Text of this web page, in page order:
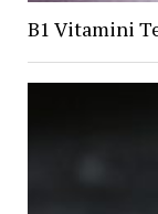
B1 Vitamini